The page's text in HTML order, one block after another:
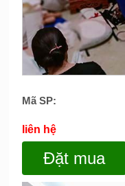
Mã SP:
liên hệ
Đặt mua